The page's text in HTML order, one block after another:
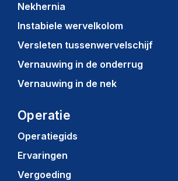
Nekhernia
Instabiele wervelkolom
Versleten tussenwervelschijf
Vernauwing in de onderrug
Vernauwing in de nek
Operatie
Operatiegids
Ervaringen
Vergoeding